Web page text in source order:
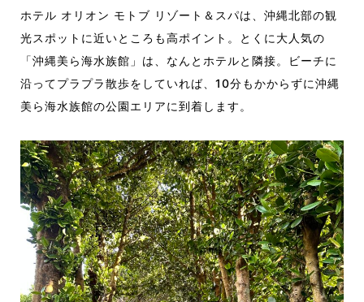
ホテル オリオン モトブ リゾート＆スパは、沖縄北部の観
光スポットに近いところも高ポイント。とくに大人気の
「沖縄美ら海水族館」は、なんとホテルと隣接。ビーチに
沿ってプラプラ散歩をしていれば、10分もかからずに沖縄
美ら海水族館の公園エリアに到着します。